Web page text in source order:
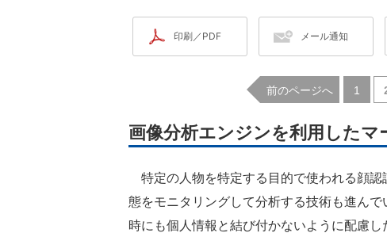
印刷／PDF メール通知
前のページへ 1
画像分析エンジンを利用したマ
特定の人物を特定する目的で使われる顔
態をモニタリングして分析する技術も進ん
時にも個人情報と結び付かないように配慮し